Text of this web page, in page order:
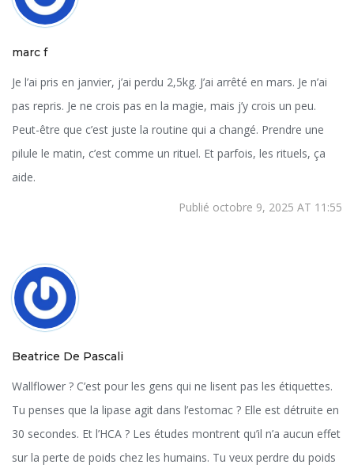
marc f
Je l’ai pris en janvier, j’ai perdu 2,5kg. J’ai arrêté en mars. Je n’ai
pas repris. Je ne crois pas en la magie, mais j’y crois un peu.
Peut-être que c’est juste la routine qui a changé. Prendre une
pilule le matin, c’est comme un rituel. Et parfois, les rituels, ça
aide.
Publié octobre 9, 2025 AT 11:55
Beatrice De Pascali
Wallflower ? C’est pour les gens qui ne lisent pas les étiquettes.
Tu penses que la lipase agit dans l’estomac ? Elle est détruite en
30 secondes. Et l’HCA ? Les études montrent qu’il n’a aucun effet
sur la perte de poids chez les humains. Tu veux perdre du poids